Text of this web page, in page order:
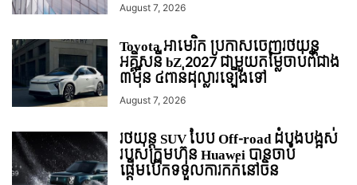
August 7, 2026
Toyota អាមេរិក ប្រកាសចេញរថយន្ត
អគ្គិសនី bZ 2027 ជាមួយតម្លៃចាប់ពីជាង
៣ម៉ឺន ៤ពាន់ដុល្លារឡើងទៅ
August 7, 2026
រថយន្ត SUV បែប Off-road ដំបូងបង្អស់
របស់ក្រុមហ៊ុន Huawei បានចាប់
ផ្តើមបើកទទួលការកក់នៅចិន